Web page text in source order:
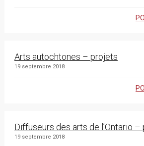
Arts autochtones – projets
19 septembre 2018
Diffuseurs des arts de l’Ontario –
19 septembre 2018